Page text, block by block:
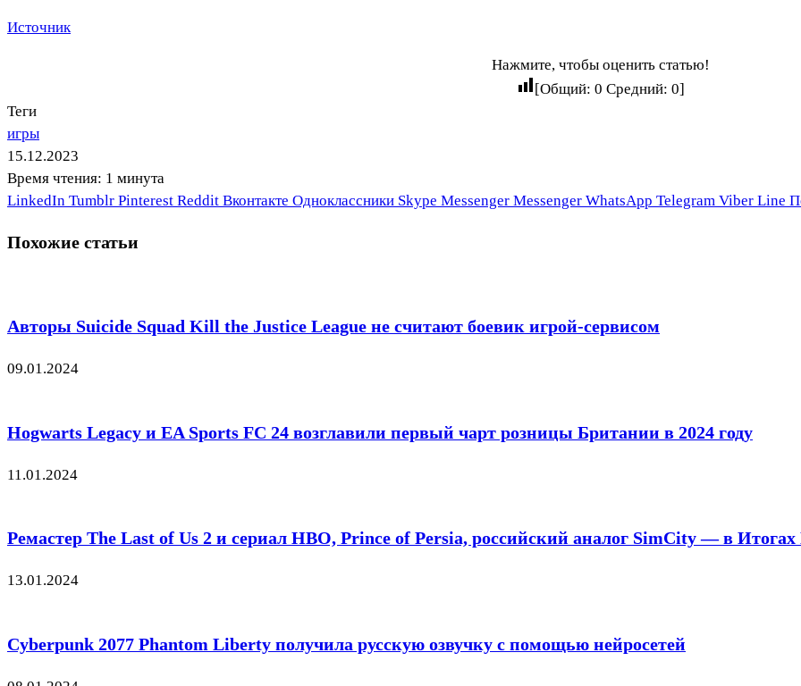
Источник
Нажмите, чтобы оценить статью!
[Общий: 0 Средний: 0]
Теги
игры
15.12.2023
Время чтения: 1 минута
LinkedIn Tumblr Pinterest Reddit Вконтакте Одноклассники Skype Messenger Messenger WhatsApp Telegram Viber Line
Похожие статьи
Авторы Suicide Squad Kill the Justice League не считают боевик игрой-сервисом
09.01.2024
Hogwarts Legacy и EA Sports FC 24 возглавили первый чарт розницы Британии в 2024 году
11.01.2024
Ремастер The Last of Us 2 и сериал HBO, Prince of Persia, российский аналог SimCity — в Итогах
13.01.2024
Cyberpunk 2077 Phantom Liberty получила русскую озвучку с помощью нейросетей